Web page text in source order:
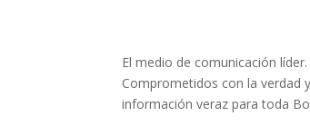
El medio de comunicación líder.
Comprometidos con la verdad
información veraz para toda